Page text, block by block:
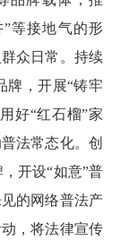
”等接地气的形
众日常。持续
牌，开展“铸牢
好“红石榴”家
法常态化。创
开设“如意”普
的网络普法产
，将法律宣传